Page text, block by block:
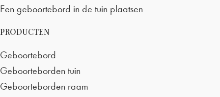
Een geboortebord in de tuin plaatsen
PRODUCTEN
Geboortebord
Geboorteborden tuin
Geboorteborden raam